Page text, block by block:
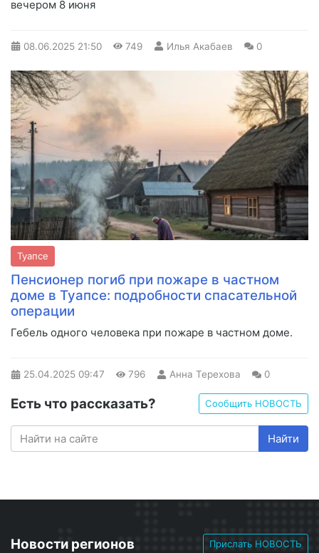
вечером 8 июня
08.06.2025 21:50 749 Илья Акабаев 0
Туапсе
Пенсионер погиб при пожаре в частном
доме в Туапсе: подробности спасательной
операции
Гебель одного человека при пожаре в частном доме.
25.04.2025 09:47 796 Анна Терехова 0
Есть что рассказать? Сообщить НОВОСТЬ
Найти
Новости регионов Прислать НОВОСТЬ